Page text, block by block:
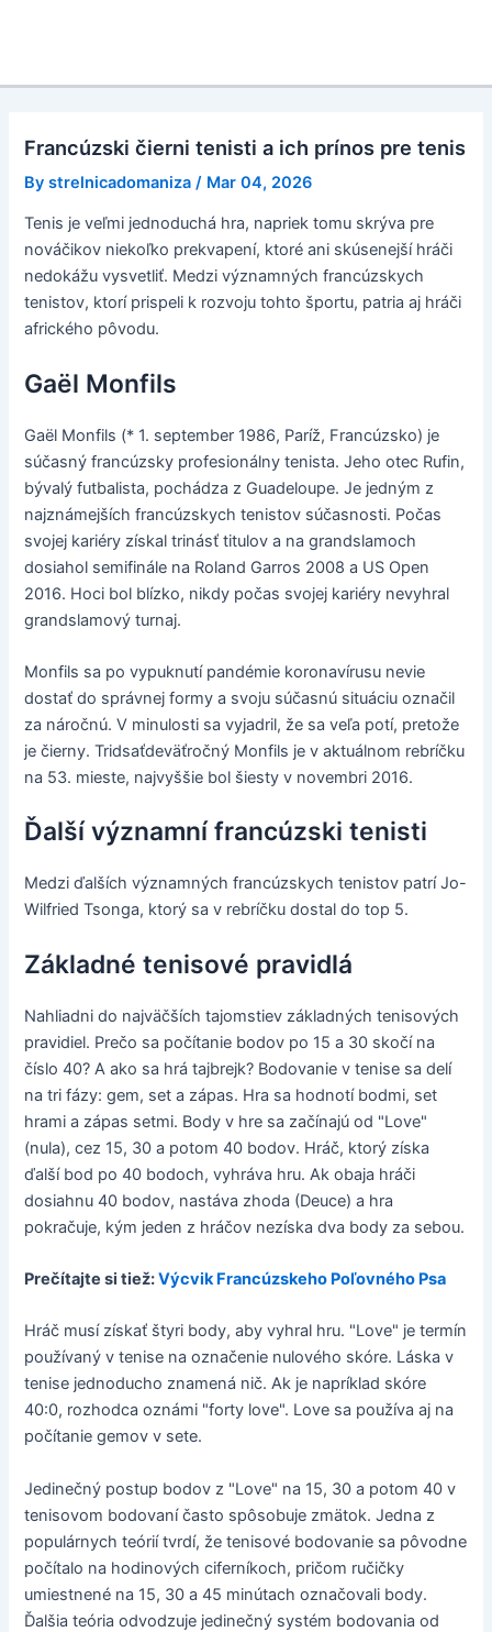
Francúzski čierni tenisti a ich prínos pre tenis
Bystrelnicadomaniza / Mar 04, 2026
Tenis je veľmi jednoduchá hra, napriek tomu skrýva pre
nováčikov niekoľko prekvapení, ktoré ani skúsenejší hráči
nedokážu vysvetliť. Medzi významných francúzskych
tenistov, ktorí prispeli k rozvoju tohto športu, patria aj hráči
afrického pôvodu.
Gaël Monfils
Gaël Monfils (* 1. september 1986, Paríž, Francúzsko) je
súčasný francúzsky profesionálny tenista. Jeho otec Rufin,
bývalý futbalista, pochádza z Guadeloupe. Je jedným z
najznámejších francúzskych tenistov súčasnosti. Počas
svojej kariéry získal trinásť titulov a na grandslamoch
dosiahol semifinále na Roland Garros 2008 a US Open
2016. Hoci bol blízko, nikdy počas svojej kariéry nevyhral
grandslamový turnaj.
Monfils sa po vypuknutí pandémie koronavírusu nevie
dostať do správnej formy a svoju súčasnú situáciu označil
za náročnú. V minulosti sa vyjadril, že sa veľa potí, pretože
je čierny. Tridsaťdeväťročný Monfils je v aktuálnom rebríčku
na 53. mieste, najvyššie bol šiesty v novembri 2016.
Ďalší významní francúzski tenisti
Medzi ďalších významných francúzskych tenistov patrí Jo-
Wilfried Tsonga, ktorý sa v rebríčku dostal do top 5.
Základné tenisové pravidlá
Nahliadni do najväčších tajomstiev základných tenisových
pravidiel. Prečo sa počítanie bodov po 15 a 30 skočí na
číslo 40? A ako sa hrá tajbrejk? Bodovanie v tenise sa delí
na tri fázy: gem, set a zápas. Hra sa hodnotí bodmi, set
hrami a zápas setmi. Body v hre sa začínajú od "Love"
(nula), cez 15, 30 a potom 40 bodov. Hráč, ktorý získa
ďalší bod po 40 bodoch, vyhráva hru. Ak obaja hráči
dosiahnu 40 bodov, nastáva zhoda (Deuce) a hra
pokračuje, kým jeden z hráčov nezíska dva body za sebou.
Prečítajte si tiež:Výcvik Francúzskeho Poľovného Psa
Hráč musí získať štyri body, aby vyhral hru. "Love" je termín
používaný v tenise na označenie nulového skóre. Láska v
tenise jednoducho znamená nič. Ak je napríklad skóre
40:0, rozhodca oznámi "forty love". Love sa používa aj na
počítanie gemov v sete.
Jedinečný postup bodov z "Love" na 15, 30 a potom 40 v
tenisovom bodovaní často spôsobuje zmätok. Jedna z
populárnych teórií tvrdí, že tenisové bodovanie sa pôvodne
počítalo na hodinových ciferníkoch, pričom ručičky
umiestnené na 15, 30 a 45 minútach označovali body.
Ďalšia teória odvodzuje jedinečný systém bodovania od